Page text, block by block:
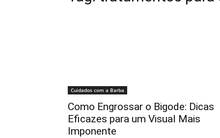
Cuidados com a Barba
Como Engrossar o Bigode: Dicas
Eficazes para um Visual Mais
Imponente